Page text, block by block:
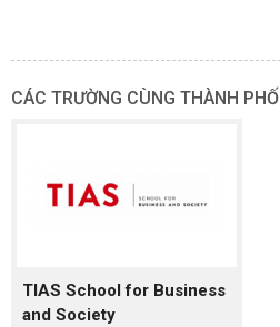
CÁC TRƯỜNG CÙNG THÀNH PHỐ
TIAS School for Business
and Society